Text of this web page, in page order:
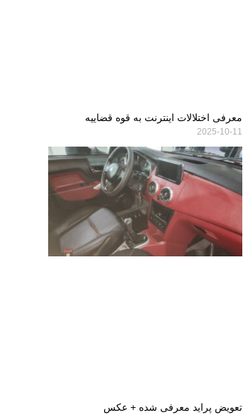
معرفی اختلالات اینترنت به قوه قضاییه
2025-10-11
تعویض پراید معرفی شده + عکس